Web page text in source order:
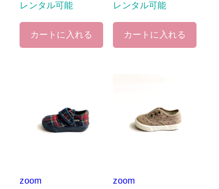
レンタル可能
カートに入れる
レンタル可能
カートに入れる
zoom
zoom